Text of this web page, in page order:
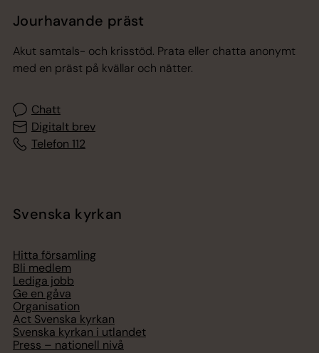
Jourhavande präst
Akut samtals- och krisstöd. Prata eller chatta anonymt
med en präst på kvällar och nätter.
Chatt
Digitalt brev
Telefon 112
Svenska kyrkan
Hitta församling
Bli medlem
Lediga jobb
Ge en gåva
Organisation
Act Svenska kyrkan
Svenska kyrkan i utlandet
Press – nationell nivå